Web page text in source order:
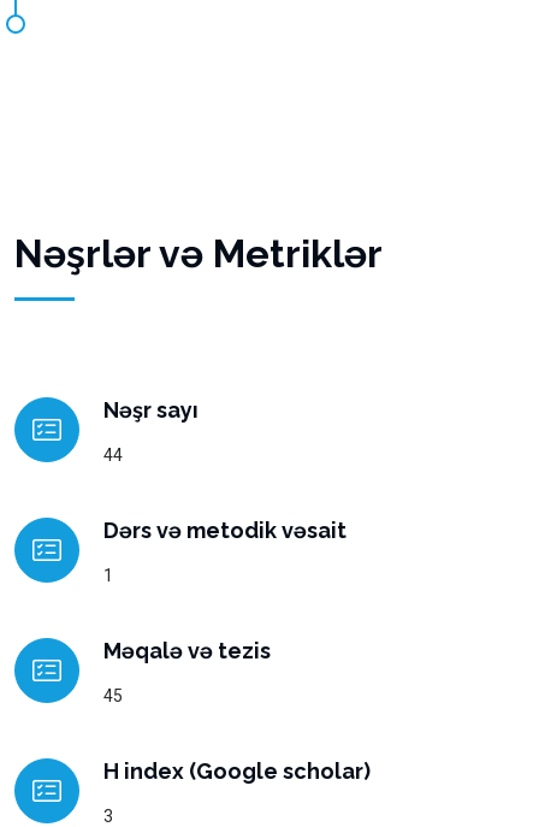
Nəşrlər və Metriklər
Nəşr sayı
44
Dərs və metodik vəsait
1
Məqalə və tezis
45
H index (Google scholar)
3